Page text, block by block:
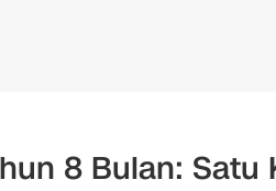
8 Bulan: Satu